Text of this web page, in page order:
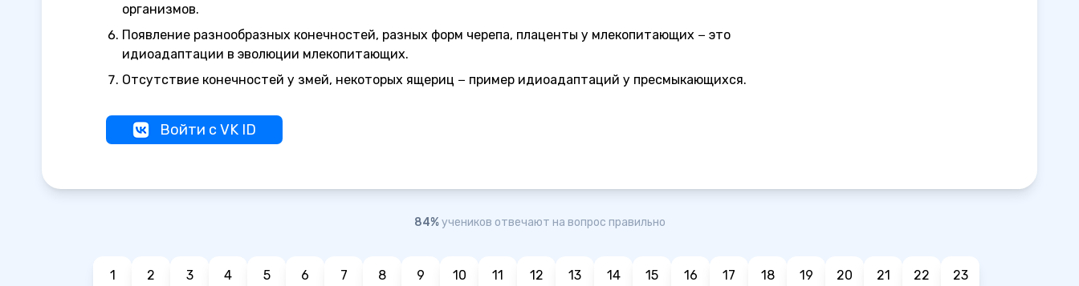
организмов.
Появление разнообразных конечностей, разных форм черепа, плаценты у млекопитающих − это
идиоадаптации в эволюции млекопитающих.
Отсутствие конечностей у змей, некоторых ящериц − пример идиоадаптаций у пресмыкающихся.
Войти с VK ID
84%учеников отвечают на вопрос правильно
1 2 3 4 5 6 7 8 9 10 11 12 13 14 15 16 17 18 19 20 21 22 23